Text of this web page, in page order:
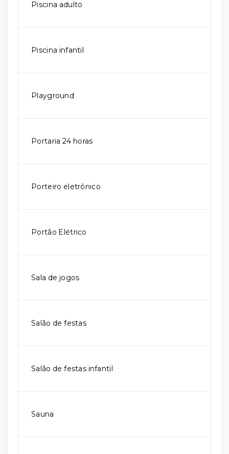
Piscina adulto
Piscina infantil
Playground
Portaria 24 horas
Porteiro eletrônico
Portão Elétrico
Sala de jogos
Salão de festas
Salão de festas infantil
Sauna